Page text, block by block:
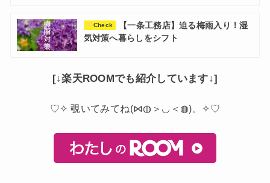
Check
【一条工務店】迫る梅雨入り！湿
気対策へ暮らしをシフト
[↓楽天ROOMでも紹介しています↓]
♡✧ 覗いてみてね(⋈◍＞◡＜◍)。✧♡